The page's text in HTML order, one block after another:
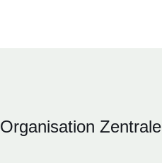
Organisation Zentrale